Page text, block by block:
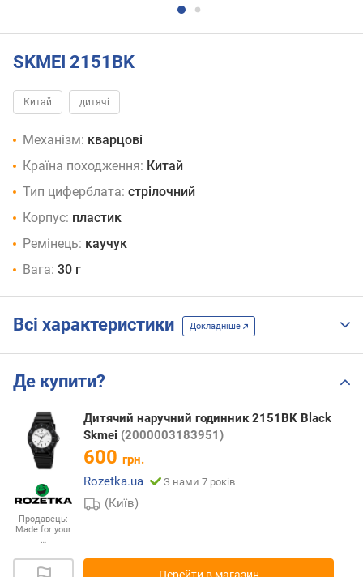
SKMEI 2151BK
Китай дитячі
Механізм: кварцові
Країна походження: Китай
Тип циферблата: стрілочний
Корпус: пластик
Ремінець: каучук
Вага: 30 г
Всі характеристики Докладніше
Де купити?
Продавець:
Made for your
…
Дитячий наручний годинник 2151BK Black
Skmei (2000003183951)
600 грн.
Rozetka.ua
З нами 7 років
(Київ)